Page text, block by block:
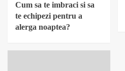
Cum sa te imbraci si sa
te echipezi pentru a
alerga noaptea?